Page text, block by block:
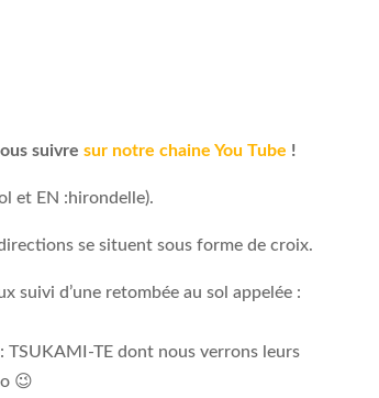
suivresur notre chaine You Tube !
et EN :hirondelle).
se situent sous forme de croix.
suivi d’une retombée au sol appelée :
TSUKAMI-TE dont nous verrons leurs
😉